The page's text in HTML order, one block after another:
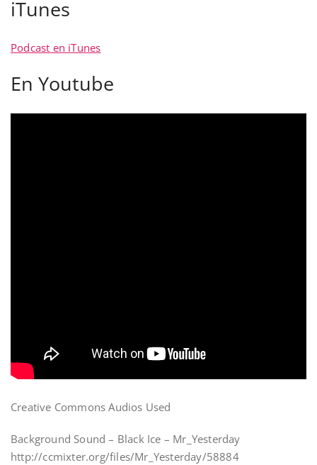
iTunes
Podcast en iTunes
En Youtube
Creative Commons Audios Used
Background Sound – Black Ice – Mr_Yesterday
http://ccmixter.org/files/Mr_Yesterday/58884